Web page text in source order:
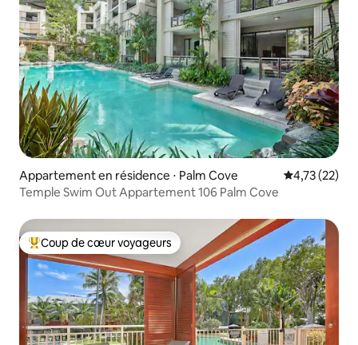
Appartement en résidence ⋅ Palm Cove Évaluation
4,73 (22)
Temple Swim Out Appartement 106 Palm Cove
Coups de cœur voyageurs les plus appréciés
Coup de cœur voyageurs